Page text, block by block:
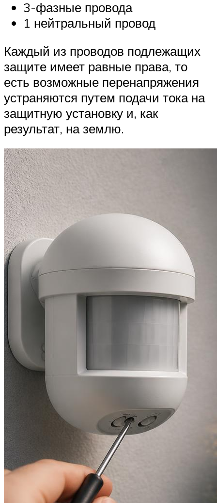
3-фазные провода
1 нейтральный провод
Каждый из проводов подлежащих
защите имеет равные права, то
есть возможные перенапряжения
устраняются путем подачи тока на
защитную установку и, как
результат, на землю.